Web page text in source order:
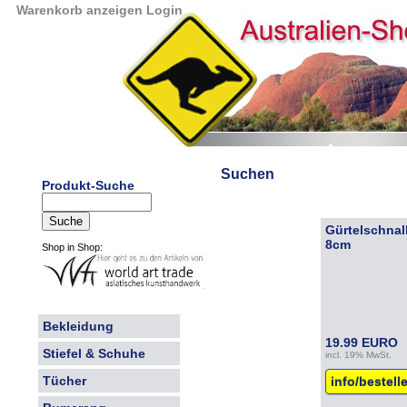
Bekleidung
Stiefel & Schuhe
Tücher
Produkt-Suche
Shop in Shop:
Suchen
8cm
19.99 EURO
incl. 19% MwSt.
info/
Warenkorb anzeigen Login